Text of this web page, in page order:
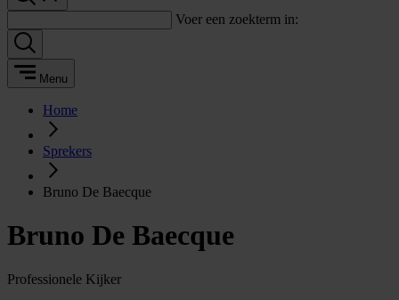
Voer een zoekterm in:
Menu
Home
Sprekers
Bruno De Baecque
Bruno De Baecque
Professionele Kijker